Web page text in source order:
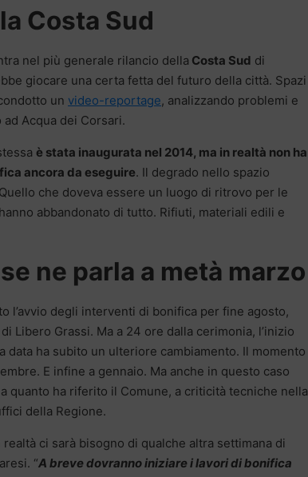
Costa Sud
nel più generale rilancio della Costa Sud di
giocare una certa fetta del futuro della città. Spazi
un video-reportage, analizzando problemi e
Acqua dei Corsari.
è stata inaugurata nel 2014, ma in realtà non ha
ancora da eseguire. Il degrado nello spazio
che doveva essere un luogo di ritrovo per le
abbandonato di tutto. Rifiuti, materiali edili e
ne parla a metà marzo
l’avvio degli interventi di bonifica per fine agosto,
Libero Grassi. Ma a 24 ore dalla cerimonia, l’inizio
ha subito un ulteriore cambiamento. Il momento
E infine a gennaio. Ma anche in questo caso
quanto ha riferito il Comune, a criticità tecniche nella
della Regione.
ci sarà bisogno di qualche altra settimana di
“A breve dovranno iniziare i lavori di bonifica